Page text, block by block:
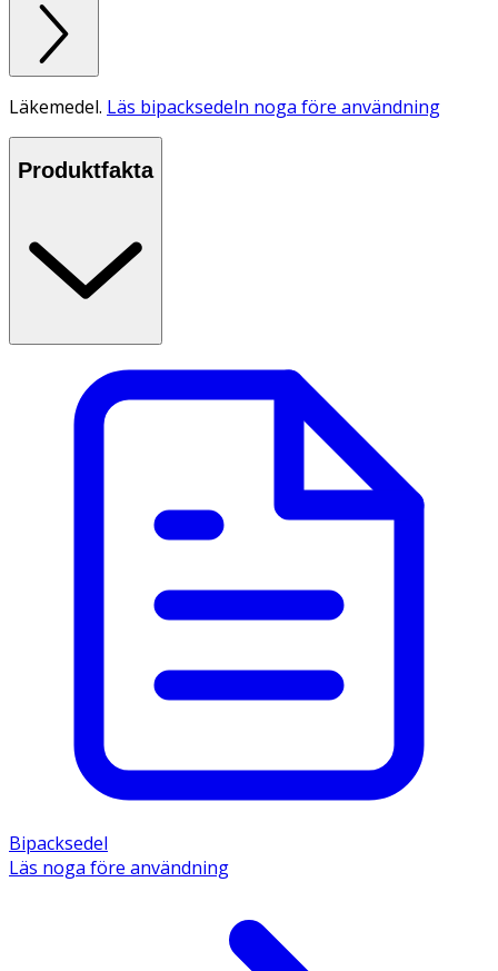
Läkemedel. Läs bipacksedeln noga före användning
Produktfakta
Bipacksedel
Läs noga före användning